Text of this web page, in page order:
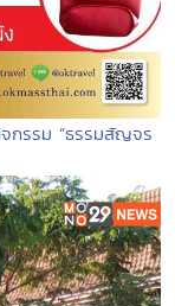
จกรรม “ธรรมสัญจร